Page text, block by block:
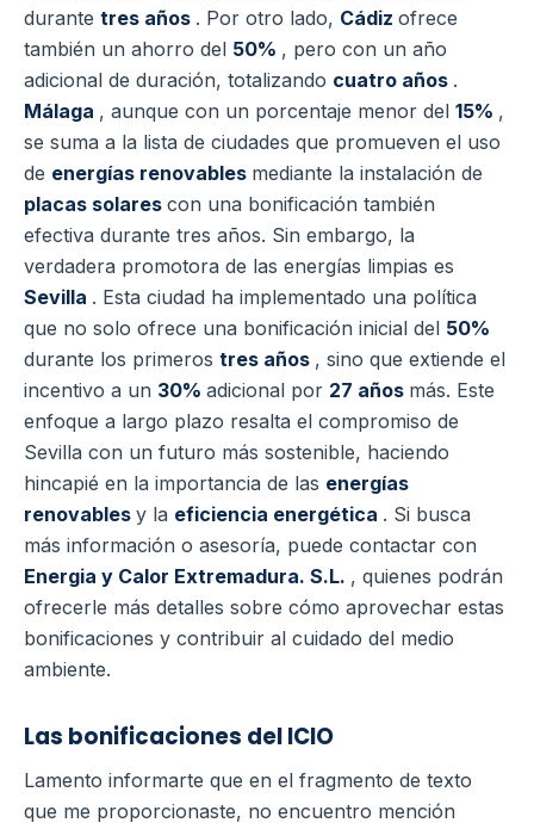
durante tres años . Por otro lado, Cádiz ofrece
también un ahorro del 50% , pero con un año
adicional de duración, totalizando cuatro años .
Málaga , aunque con un porcentaje menor del 15% ,
se suma a la lista de ciudades que promueven el uso
de energías renovables mediante la instalación de
placas solares con una bonificación también
efectiva durante tres años. Sin embargo, la
verdadera promotora de las energías limpias es
Sevilla . Esta ciudad ha implementado una política
que no solo ofrece una bonificación inicial del 50%
durante los primeros tres años , sino que extiende el
incentivo a un 30% adicional por 27 años más. Este
enfoque a largo plazo resalta el compromiso de
Sevilla con un futuro más sostenible, haciendo
hincapié en la importancia de las energías
renovables y la eficiencia energética . Si busca
más información o asesoría, puede contactar con
Energia y Calor Extremadura. S.L. , quienes podrán
ofrecerle más detalles sobre cómo aprovechar estas
bonificaciones y contribuir al cuidado del medio
ambiente.
Las bonificaciones del ICIO
Lamento informarte que en el fragmento de texto
que me proporcionaste, no encuentro mención